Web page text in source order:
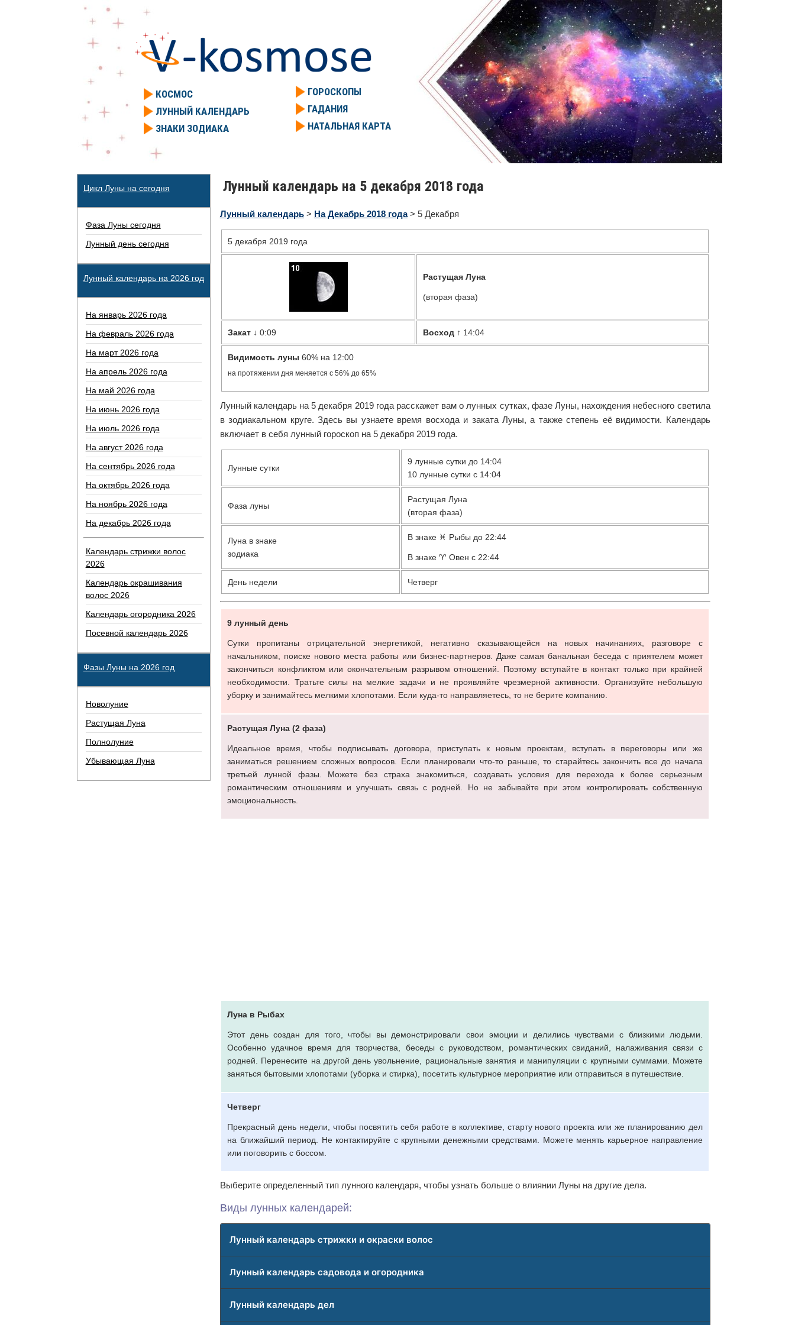
КОСМОС
ЛУННЫЙ КАЛЕНДАРЬ
ЗНАКИ ЗОДИАКА
ГОРОСКОПЫ
ГАДАНИЯ
НАТАЛЬНАЯ КАРТА
Лунный календарь на 5 декабря 2018 года
Лунный календарь> На Декабрь 2018 года> 5 Декабря
5 декабря 2019 года
Растущая Луна
(вторая фаза)
Закат ↓ 0:09 Восход ↑ 14:04
Видимость луны 60% на 12:00
на протяжении дня меняется с 56% до 65%
Лунный календарь на 5 декабря 2019 года расскажет вам о лунных сутках, фазе Луны, нахождения небесного светила
в зодиакальном круге. Здесь вы узнаете время восхода и заката Луны, а также степень её видимости. Календарь
включает в себя лунный гороскоп на 5 декабря 2019 года.
Лунные сутки
9 лунные сутки до 14:04
10 лунные сутки с 14:04
Фаза луны
Растущая Луна
(вторая фаза)
Луна в знаке
зодиака
В знаке ♓ Рыбы до 22:44
В знаке ♈ Овен с 22:44
День недели Четверг
9 лунный день
Сутки пропитаны отрицательной энергетикой, негативно сказывающейся на новых начинаниях, разговоре с
начальником, поиске нового места работы или бизнес-партнеров. Даже самая банальная беседа с приятелем может
закончиться конфликтом или окончательным разрывом отношений. Поэтому вступайте в контакт только при крайней
необходимости. Тратьте силы на мелкие задачи и не проявляйте чрезмерной активности. Организуйте небольшую
уборку и занимайтесь мелкими хлопотами. Если куда-то направляетесь, то не берите компанию.
Растущая Луна (2 фаза)
Идеальное время, чтобы подписывать договора, приступать к новым проектам, вступать в переговоры или же
заниматься решением сложных вопросов. Если планировали что-то раньше, то старайтесь закончить все до начала
третьей лунной фазы. Можете без страха знакомиться, создавать условия для перехода к более серьезным
романтическим отношениям и улучшать связь с родней. Но не забывайте при этом контролировать собственную
эмоциональность.
Луна в Рыбах
Этот день создан для того, чтобы вы демонстрировали свои эмоции и делились чувствами с близкими людьми.
Особенно удачное время для творчества, беседы с руководством, романтических свиданий, налаживания связи с
родней. Перенесите на другой день увольнение, рациональные занятия и манипуляции с крупными суммами. Можете
заняться бытовыми хлопотами (уборка и стирка), посетить культурное мероприятие или отправиться в путешествие.
Четверг
Прекрасный день недели, чтобы посвятить себя работе в коллективе, старту нового проекта или же планированию дел
на ближайший период. Не контактируйте с крупными денежными средствами. Можете менять карьерное направление
или поговорить с боссом.
Выберите определенный тип лунного календаря, чтобы узнать больше о влиянии Луны на другие дела.
Виды лунных календарей:
Лунный календарь стрижки и окраски волос
Лунный календарь садовода и огородника
Лунный календарь дел
Цикл Луны на сегодня
Фаза Луны сегодня
Лунный день сегодня
Лунный календарь на 2026 год
На январь 2026 года
На февраль 2026 года
На март 2026 года
На апрель 2026 года
На май 2026 года
На июнь 2026 года
На июль 2026 года
На август 2026 года
На сентябрь 2026 года
На октябрь 2026 года
На ноябрь 2026 года
На декабрь 2026 года
Календарь стрижки волос
2026
Календарь окрашивания
волос 2026
Календарь огородника 2026
Посевной календарь 2026
Фазы Луны на 2026 год
Новолуние
Растущая Луна
Полнолуние
Убывающая Луна